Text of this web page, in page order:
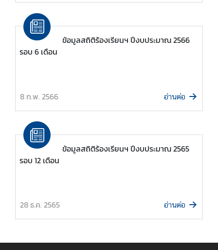
ริ
ก
ว
ป
ร
ะ
ช
า
น
ธ์
ข้อมูลสถิติร้องเรียนฯ ปีงบประมาณ 2566
รอบ 6 เดือน
8 ก.พ. 2566 อ่านต่อ
ข้อมูลสถิติร้องเรียนฯ ปีงบประมาณ 2565
รอบ 12 เดือน
28 ธ.ค. 2565 อ่านต่อ